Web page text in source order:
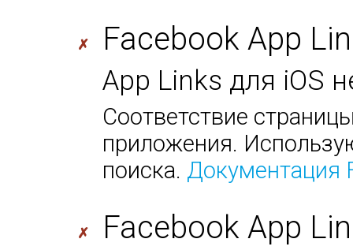
✗ Facebook App
App Links для iOS
Соответствие
приложения.
поиска. Документация
✗ Facebook App